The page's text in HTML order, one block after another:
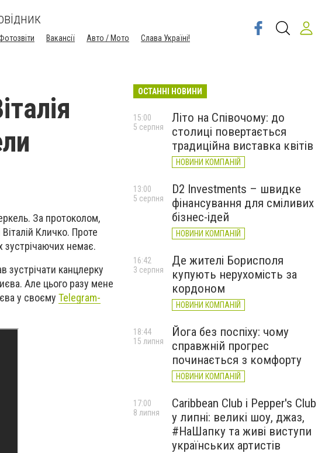
Вакансії Авто / Мото Слава Україні!
За протоколом,
Кличко. Проте
зустрічаючих немає.
зустрічати канцлерку
Але цього разу мене
у своєму Telegram-
ОСТАННІ НОВИНИ
Літо на Співочому: до
столиці повертається
традиційна виставка квітів
НОВИНИ КОМПАНІЙ
15:00
5 серпня
D2 Investments – швидке
фінансування для сміливих
бізнес-ідей
НОВИНИ КОМПАНІЙ
13:00
5 серпня
Де жителі Борисполя
купують нерухомість за
кордоном
НОВИНИ КОМПАНІЙ
16:42
3 серпня
Йога без поспіху: чому
справжній прогрес
починається з комфорту
НОВИНИ КОМПАНІЙ
18:44
15 липня
Caribbean Club і Pepper's Club
у липні: великі шоу, джаз,
#НаШапку та живі виступи
українських артистів
17:00
8 липня